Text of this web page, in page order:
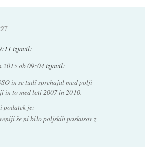
izjavil:
2015 ob 09:04izjavil:
in se tudi sprehajal med polji
in to med leti 2007 in 2010.
podatek je:
še ni bilo poljskih poskusov z